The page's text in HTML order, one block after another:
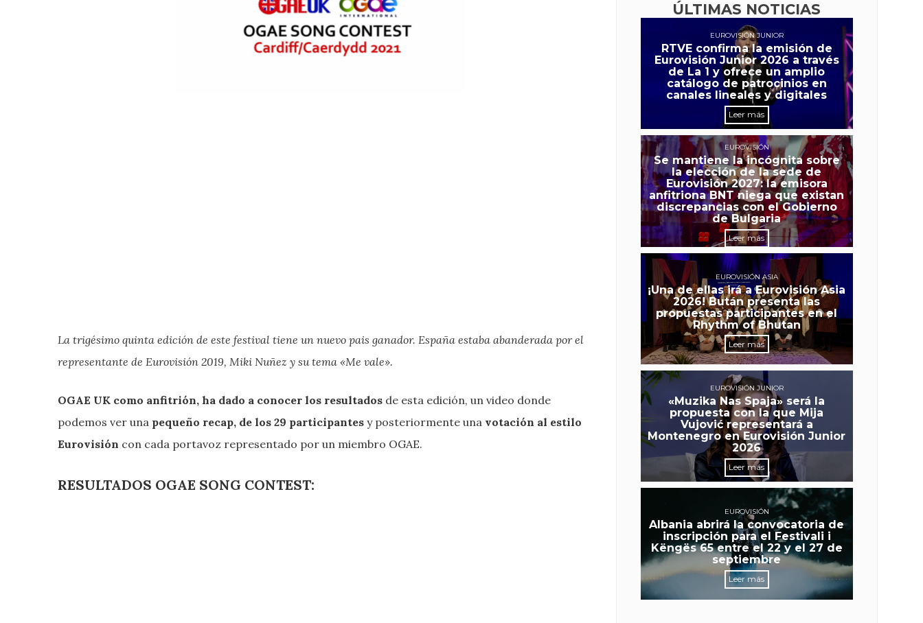
La trigésimo quinta edición de este festival tiene un nuevo pais ganador. España estaba abanderada por el
representante de Eurovisión 2019, Miki Nuñez y su tema «Me vale».
OGAE UK como anfitrión, ha dado a conocer los resultados de esta edición, un video donde
podemos ver una pequeño recap, de los 29 participantes y posteriormente una votación al estilo
Eurovisión con cada portavoz representado por un miembro OGAE.
RESULTADOS OGAE SONG CONTEST:
ÚLTIMAS NOTICIAS
EUROVISIÓN JUNIOR
RTVE confirma la emisión de
Eurovisión Junior 2026 a través
de La 1 y ofrece un amplio
catálogo de patrocinios en
canales lineales y digitales
Leer más
EUROVISIÓN
Se mantiene la incógnita sobre
la elección de la sede de
Eurovisión 2027: la emisora
anfitriona BNT niega que existan
discrepancias con el Gobierno
de Bulgaria
Leer más
EUROVISIÓN ASIA
¡Una de ellas irá a Eurovisión Asia
2026! Bután presenta las
propuestas participantes en el
Rhythm of Bhutan
Leer más
EUROVISIÓN JUNIOR
«Muzika Nas Spaja» será la
propuesta con la que Mija
Vujović representará a
Montenegro en Eurovisión Junior
2026
Leer más
EUROVISIÓN
Albania abrirá la convocatoria de
inscripción para el Festivali i
Këngës 65 entre el 22 y el 27 de
septiembre
Leer más